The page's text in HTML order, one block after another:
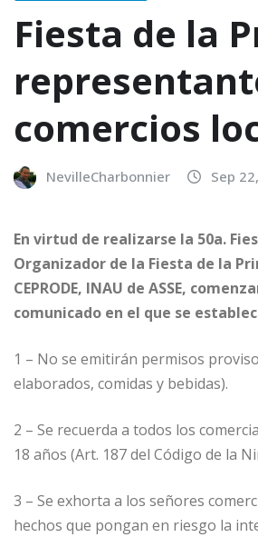
Fiesta de la
comercios
NevilleCharbonnier Sep
En virtud de realizarse la 50a.
Organizador de la Fiesta de la
CEPRODE, INAU de ASSE,
comunicado en el que se
1 – No se emitirán permisos
elaborados, comidas y bebidas).
2 – Se recuerda a todos los
18 años (Art. 187 del Código de la
3 – Se exhorta a los señores
hechos que pongan en riesgo la